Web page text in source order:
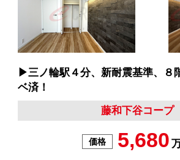
▶︎三ノ輪駅４分、新耐震基準、８
ベ済！
藤和下谷コープ
価格 5,680